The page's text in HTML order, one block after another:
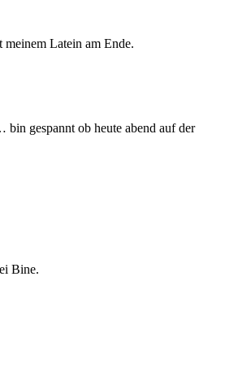
Latein am Ende.
gespannt ob heute abend auf der
Bine.